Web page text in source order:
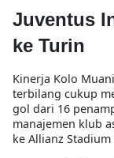
Juventus
ke Turin
Kinerja Kolo
terbilang cukup
gol dari 16
manajemen klub
ke Allianz